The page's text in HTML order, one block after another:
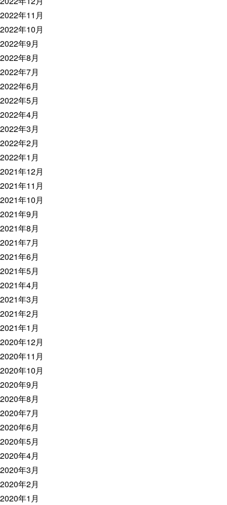
2022年11月
2022年10月
2022年9月
2022年8月
2022年7月
2022年6月
2022年5月
2022年4月
2022年3月
2022年2月
2022年1月
2021年12月
2021年11月
2021年10月
2021年9月
2021年8月
2021年7月
2021年6月
2021年5月
2021年4月
2021年3月
2021年2月
2021年1月
2020年12月
2020年11月
2020年10月
2020年9月
2020年8月
2020年7月
2020年6月
2020年5月
2020年4月
2020年3月
2020年2月
2020年1月